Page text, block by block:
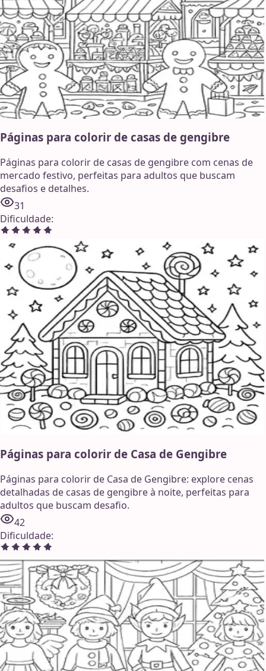
Páginas para colorir de casas de gengibre
Páginas para colorir de casas de gengibre com cenas de
mercado festivo, perfeitas para adultos que buscam
desafios e detalhes.
31
Dificuldade:
Páginas para colorir de Casa de Gengibre
Páginas para colorir de Casa de Gengibre: explore cenas
detalhadas de casas de gengibre à noite, perfeitas para
adultos que buscam desafio.
42
Dificuldade: